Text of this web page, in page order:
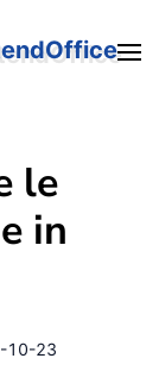
le
in
10-23